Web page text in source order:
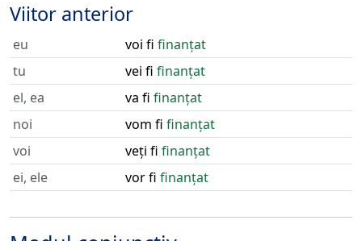
Viitor anterior
eu voi fi finanțat
tu
vei fi finanțat
el, ea
va fi finanțat
noi
vom fi finanțat
voi
veți fi finanțat
ei, ele
vor fi finanțat